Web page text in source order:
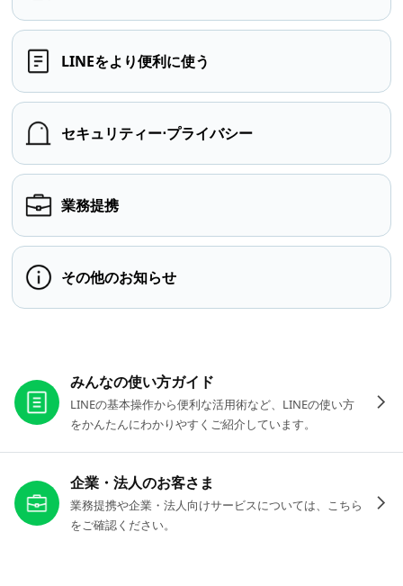
LINEをより便利に使う
セキュリティー⋅プライバシー
業務提携
その他のお知らせ
みんなの使い方ガイド
LINEの基本操作から便利な活用術など、LINEの使い方
をかんたんにわかりやすくご紹介しています。
企業・法人のお客さま
業務提携や企業・法人向けサービスについては、こちら
をご確認ください。